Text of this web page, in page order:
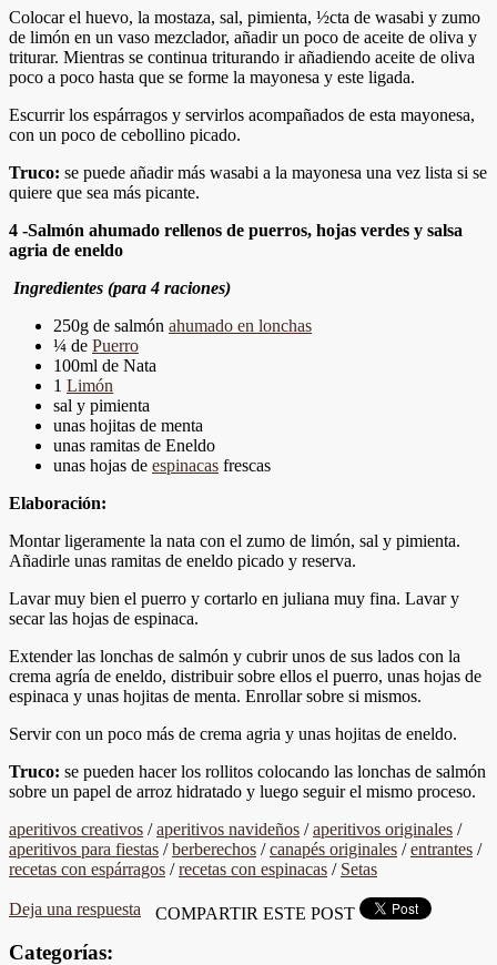
Colocar el huevo, la mostaza, sal, pimienta, ½cta de wasabi y zumo
de limón en un vaso mezclador, añadir un poco de aceite de oliva y
triturar. Mientras se continua triturando ir añadiendo aceite de oliva
poco a poco hasta que se forme la mayonesa y este ligada.
Escurrir los espárragos y servirlos acompañados de esta mayonesa,
con un poco de cebollino picado.
Truco: se puede añadir más wasabi a la mayonesa una vez lista si se
quiere que sea más picante.
4 -Salmón ahumado rellenos de puerros, hojas verdes y salsa
agria de eneldo
Ingredientes (para 4 raciones)
250g de salmón ahumado en lonchas
¼ de Puerro
100ml de Nata
1 Limón
sal y pimienta
unas hojitas de menta
unas ramitas de Eneldo
unas hojas de espinacas frescas
Elaboración:
Montar ligeramente la nata con el zumo de limón, sal y pimienta.
Añadirle unas ramitas de eneldo picado y reserva.
Lavar muy bien el puerro y cortarlo en juliana muy fina. Lavar y
secar las hojas de espinaca.
Extender las lonchas de salmón y cubrir unos de sus lados con la
crema agría de eneldo, distribuir sobre ellos el puerro, unas hojas de
espinaca y unas hojitas de menta. Enrollar sobre si mismos.
Servir con un poco más de crema agria y unas hojitas de eneldo.
Truco: se pueden hacer los rollitos colocando las lonchas de salmón
sobre un papel de arroz hidratado y luego seguir el mismo proceso.
aperitivos creativos /aperitivos navideños /aperitivos originales /
aperitivos para fiestas /berberechos /canapés originales /entrantes /
recetas con espárragos /recetas con espinacas / Setas
Deja una respuesta COMPARTIR ESTE POST
Categorías: